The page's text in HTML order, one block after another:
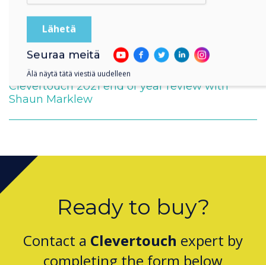
Clevertouch 2021 end of year review with
Shaun Marklew
Ready to buy?
Contact a Clevertouch expert by
completing the form below
Seuraa meitä
Älä näytä tätä viestiä uudelleen